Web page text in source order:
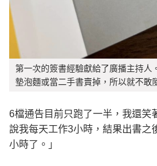
第一次的簽書經驗獻給了廣播主持人
墊泡麵或當二手書賣掉，所以就不敢
6檔通告目前只跑了一半，我還笑
說我每天工作3小時，結果出書之
小時了。」